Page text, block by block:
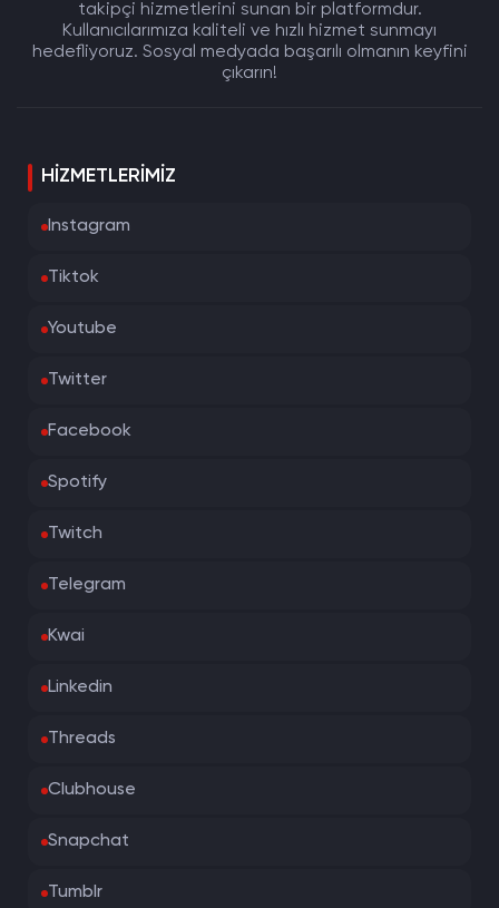
takipçi hizmetlerini sunan bir platformdur.
Kullanıcılarımıza kaliteli ve hızlı hizmet sunmayı
hedefliyoruz. Sosyal medyada başarılı olmanın keyfini
çıkarın!
HIZMETLERIMIZ
Instagram
Tiktok
Youtube
Twitter
Facebook
Spotify
Twitch
Telegram
Kwai
Linkedin
Threads
Clubhouse
Snapchat
Tumblr